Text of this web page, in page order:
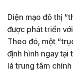
Diện mạo đô thị
được phát triển
Theo đó, một
định hình ngay tại
là trung tâm